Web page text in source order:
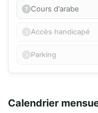
Cours d'arabe
Accès handicapé
Parking
Calendrier